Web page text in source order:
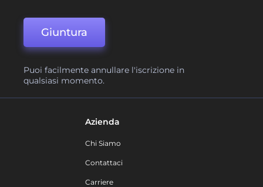
Giuntura
Puoi facilmente annullare l'iscrizione in
qualsiasi momento.
Azienda
Chi Siamo
Contattaci
Carriere